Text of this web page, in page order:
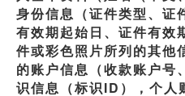
身份信息（证件类型、证
有效期起始日、证件有效
件或彩色照片所列的其他
的账户信息（收款账户号
识信息（标识ID），个人